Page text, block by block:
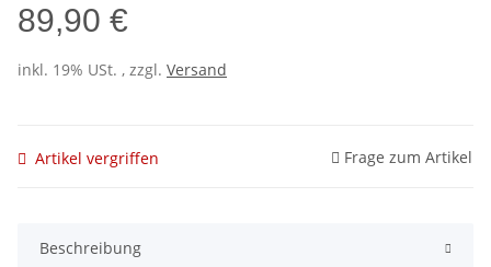
89,90 €
inkl. 19% USt. , zzgl. Versand
Artikel vergriffen Frage zum Artikel
Beschreibung